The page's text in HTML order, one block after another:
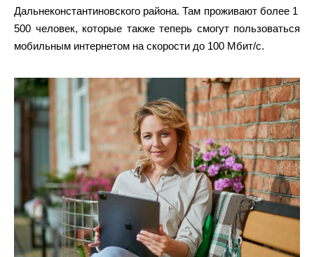
Дальнеконстантиновского района. Там проживают более 1
500 человек, которые также теперь смогут пользоваться
мобильным интернетом на скорости до 100 Мбит/с.